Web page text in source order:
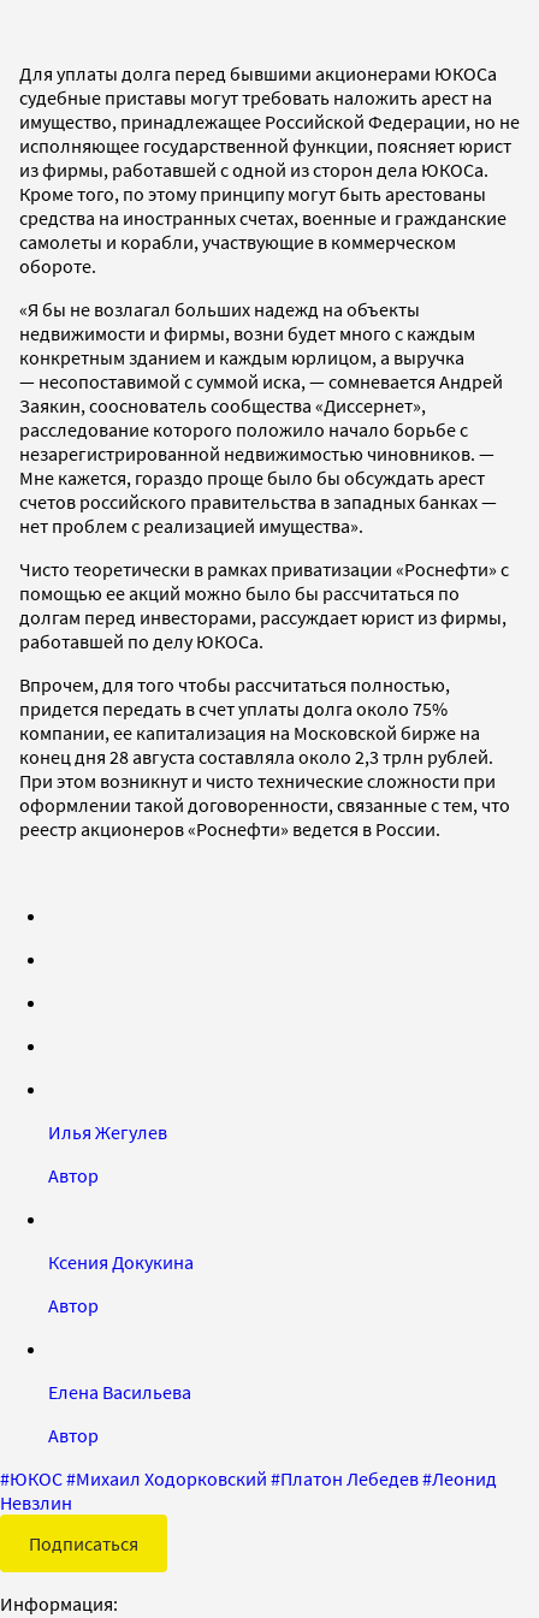
Для уплаты долга перед бывшими акционерами ЮКОСа
судебные приставы могут требовать наложить арест на
имущество, принадлежащее Российской Федерации, но не
исполняющее государственной функции, поясняет юрист
из фирмы, работавшей с одной из сторон дела ЮКОСа.
Кроме того, по этому принципу могут быть арестованы
средства на иностранных счетах, военные и гражданские
самолеты и корабли, участвующие в коммерческом
обороте.
«Я бы не возлагал больших надежд на объекты
недвижимости и фирмы, возни будет много с каждым
конкретным зданием и каждым юрлицом, а выручка
— несопоставимой с суммой иска, — сомневается Андрей
Заякин, сооснователь сообщества «Диссернет»,
расследование которого положило начало борьбе с
незарегистрированной недвижимостью чиновников. —
Мне кажется, гораздо проще было бы обсуждать арест
счетов российского правительства в западных банках —
нет проблем с реализацией имущества».
Чисто теоретически в рамках приватизации «Роснефти» с
помощью ее акций можно было бы рассчитаться по
долгам перед инвесторами, рассуждает юрист из фирмы,
работавшей по делу ЮКОСа.
Впрочем, для того чтобы рассчитаться полностью,
придется передать в счет уплаты долга около 75%
компании, ее капитализация на Московской бирже на
конец дня 28 августа составляла около 2,3 трлн рублей.
При этом возникнут и чисто технические сложности при
оформлении такой договоренности, связанные с тем, что
реестр акционеров «Роснефти» ведется в России.
Илья Жегулев
Автор
Ксения Докукина
Автор
Елена Васильева
Автор
#ЮКОС#Михаил Ходорковский #Платон Лебедев#Леонид
Невзлин
Подписаться
Информация: